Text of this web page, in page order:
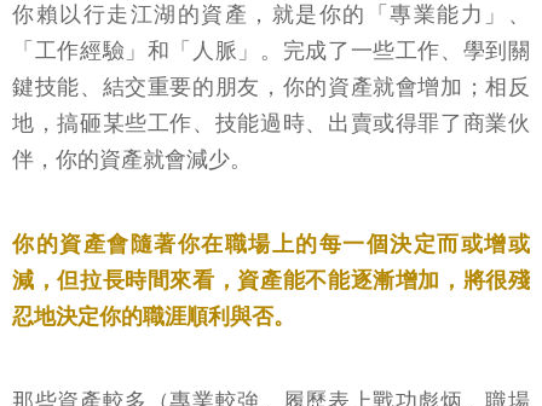
你賴以行走江湖的資產，就是你的「專業能力」、
「工作經驗」和「人脈」。完成了一些工作、學到關
鍵技能、結交重要的朋友，你的資產就會增加；相反
地，搞砸某些工作、技能過時、出賣或得罪了商業伙
伴，你的資產就會減少。
你的資產會隨著你在職場上的每一個決定而或增或
減，但拉長時間來看，資產能不能逐漸增加，將很殘
忍地決定你的職涯順利與否。
那些資產較多（專業較強、履歷表上戰功彪炳、職場